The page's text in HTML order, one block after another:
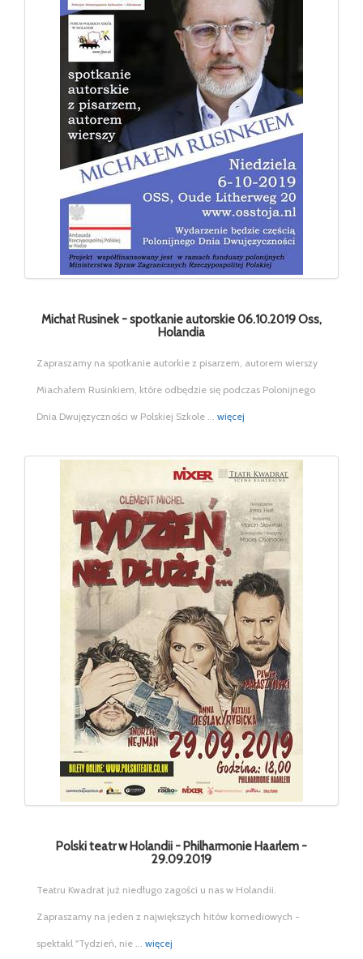
Michał Rusinek - spotkanie autorskie 06.10.2019 Oss,
Holandia
Zapraszamy na spotkanie autorkie z pisarzem, autorem wierszy
Miachałem Rusinkiem, które odbędzie się podczas Polonijnego
Dnia Dwujęzyczności w Polskiej Szkole ... więcej
Polski teatr w Holandii - Philharmonie Haarlem -
29.09.2019
Teatru Kwadrat już niedługo zagości u nas w Holandii.
Zapraszamy na jeden z największych hitów komediowych -
spektakl "Tydzień, nie ... więcej